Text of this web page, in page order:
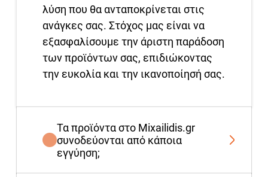
λύση που θα ανταποκρίνεται στις
ανάγκες σας. Στόχος μας είναι να
εξασφαλίσουμε την άριστη παράδοση
των προϊόντων σας, επιδιώκοντας
την ευκολία και την ικανοποίησή σας.
Τα προϊόντα στο Mixailidis.gr
συνοδεύονται από κάποια
εγγύηση;